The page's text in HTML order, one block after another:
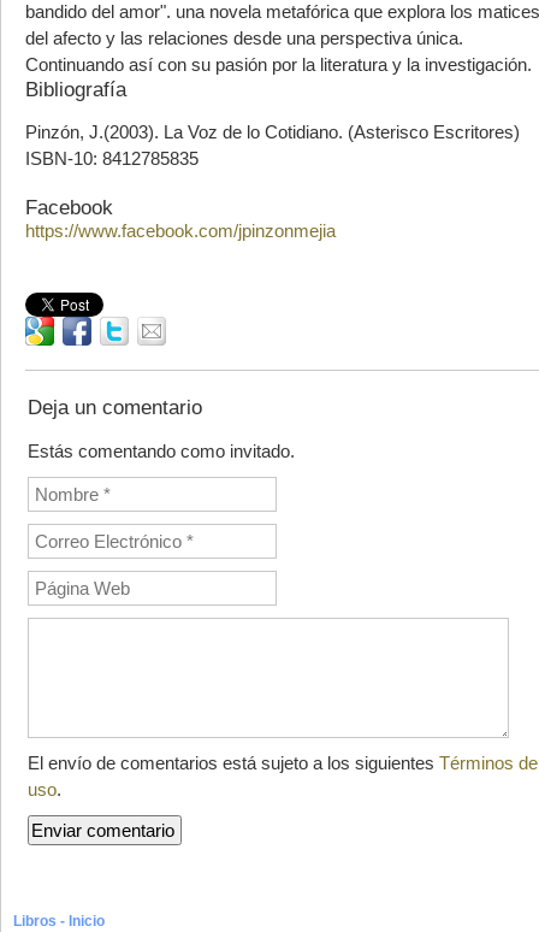
bandido del amor". una novela metafórica que explora los matices
del afecto y las relaciones desde una perspectiva única.
Continuando así con su pasión por la literatura y la investigación.
Bibliografía
Pinzón, J.(2003). La Voz de lo Cotidiano. (Asterisco Escritores)
ISBN-10: 8412785835
Facebook
https://www.facebook.com/jpinzonmejia
Deja un comentario
Estás comentando como invitado.
El envío de comentarios está sujeto a los siguientes Términos de
uso.
Libros - Inicio